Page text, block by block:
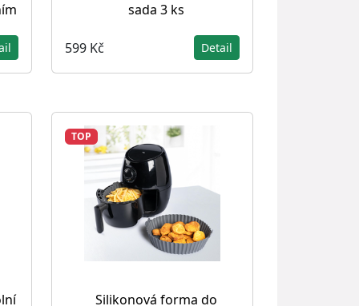
sada 3 ks
599 Kč Detail
TOP
Silikonová forma do